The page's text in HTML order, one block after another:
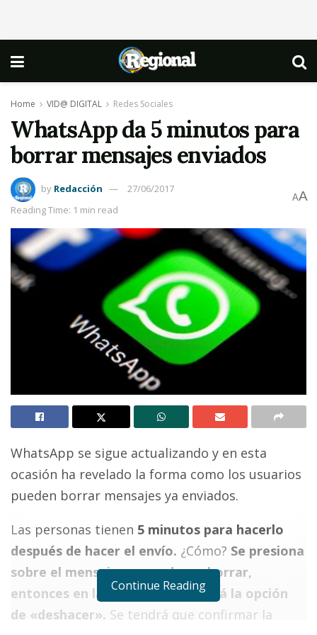
Home VID@ DIGITAL Redes Sociales
WhatsApp da 5 minutos para
borrar mensajes enviados
by Redacción
27/06/2017
Reading Time: 1 min read
AA
WhatsApp se sigue actualizando y en esta
ocasión ha revelado la forma como los usuarios
pueden borrar mensajes ya enviados.
Las personas tienen 5 minutos para hacerlo
después de hacer el envío. ¿Cómo? Se presiona
sobre el mensaje que se desea borrar,
entonces en la pantalla aparecerá la opción
de «deshacer». Se tendrá que confirmar la
Continue Reading